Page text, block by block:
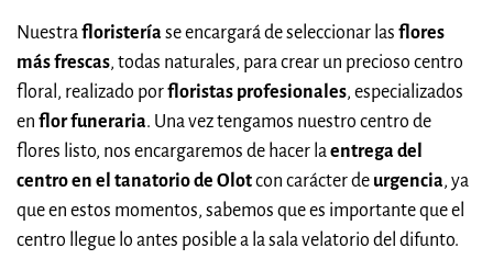
Nuestrafloristeríase encargará de seleccionar las flores
más frescas, todas naturales, para crear un precioso centro
floral, realizado porfloristas profesionales, especializados
en flor funeraria. Una vez tengamos nuestro centro de
flores listo, nos encargaremos de hacer laentrega del
centro en el tanatorio de Olotcon carácter de urgencia, ya
que en estos momentos, sabemos que es importante que el
centro llegue lo antes posible a la sala velatorio del difunto.